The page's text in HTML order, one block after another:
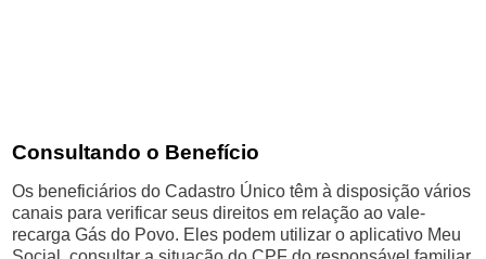
Consultando o Benefício
Os beneficiários do Cadastro Único têm à disposição vários
canais para verificar seus direitos em relação ao vale-
recarga Gás do Povo. Eles podem utilizar o aplicativo Meu